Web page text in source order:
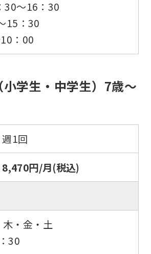
30〜16：30
15：30
：00
小学生・中学生）7歳〜
週1回
8,470円/月(税込)
・金・土
30